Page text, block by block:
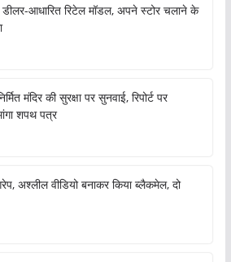
आधारित रिटेल मॉडल, अपने स्टोर चलाने के
मंदिर की सुरक्षा पर सुनवाई, रिपोर्ट पर
शपथ पत्र
अश्लील वीडियो बनाकर किया ब्लैकमेल, दो